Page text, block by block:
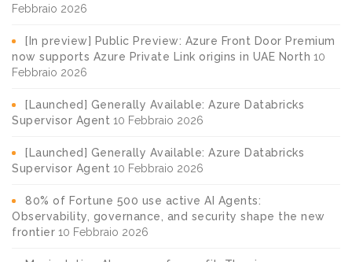
Febbraio 2026
[In preview] Public Preview: Azure Front Door Premium
now supports Azure Private Link origins in UAE North 10
Febbraio 2026
[Launched] Generally Available: Azure Databricks
Supervisor Agent 10 Febbraio 2026
[Launched] Generally Available: Azure Databricks
Supervisor Agent 10 Febbraio 2026
80% of Fortune 500 use active AI Agents:
Observability, governance, and security shape the new
frontier 10 Febbraio 2026